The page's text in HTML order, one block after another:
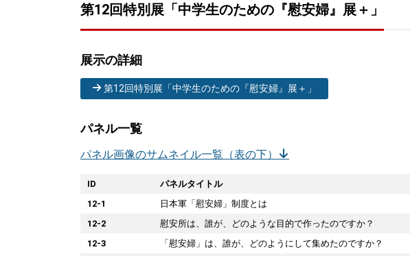
第12回特別展「中学生のための『慰安婦』展＋」
展示の詳細
第12回特別展「中学生のための『慰安婦』展＋」
パネル一覧
パネル画像のサムネイル一覧（表の下）
ID パネルタイトル
12-1
日本軍「慰安婦」制度とは
12-2
慰安所は、誰が、どのような目的で作ったのですか？
12-3
「慰安婦」は、誰が、どのようにして集めたのですか？